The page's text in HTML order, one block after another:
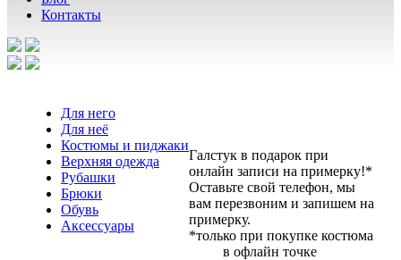
Контакты
Для него
Для неё
Костюмы и пиджаки
Верхняя одежда
Рубашки
Брюки
Обувь
Аксессуары
Галстук в подарок при
онлайн записи на примерку!*
Оставьте свой телефон, мы
вам перезвоним и запишем на
примерку.
*только при покупке костюма
в офлайн точке